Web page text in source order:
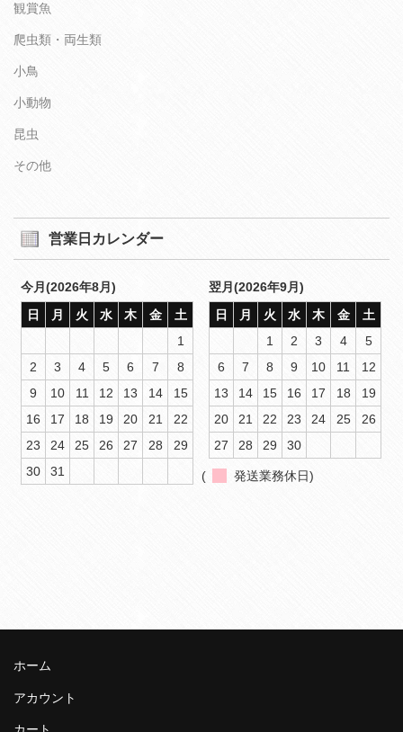
観賞魚
爬虫類・両生類
小鳥
小動物
昆虫
その他
営業日カレンダー
今月(2026年8月)
日
月 火 水 木 金
土
1
2
3 4 5 6 7
8
9
10 11 12 13 14
15
16
17 18 19 20 21
22
23
24 25 26 27 28
29
30
31
翌月(2026年9月)
日
月 火 水 木 金
土
1
2 3 4
5
6
7 8 9 10 11
12
13
14 15 16 17 18
19
20
21 22 23 24 25
26
27
28 29 30
( 発送業務休日)
ホーム
アカウント